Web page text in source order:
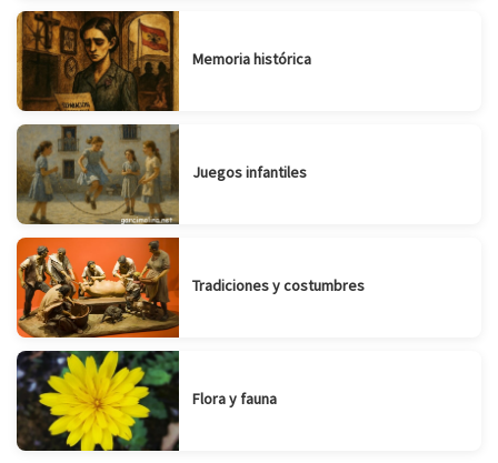
Memoria histórica
Juegos infantiles
Tradiciones y costumbres
Flora y fauna